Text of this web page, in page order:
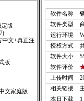
定版
中文+真正注
版
文家庭版
软件名称
软件类型
运行环境
授权方式
软件大小
软件评价
上传时间
相关链接
本日下载